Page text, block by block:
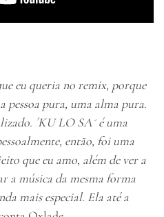
eu queria no remix, porque
pessoa pura, uma alma pura.
´KU LO SA´ é uma
então, foi uma
que eu amo, além de ver a
a música da mesma forma
mais especial. Ela até a